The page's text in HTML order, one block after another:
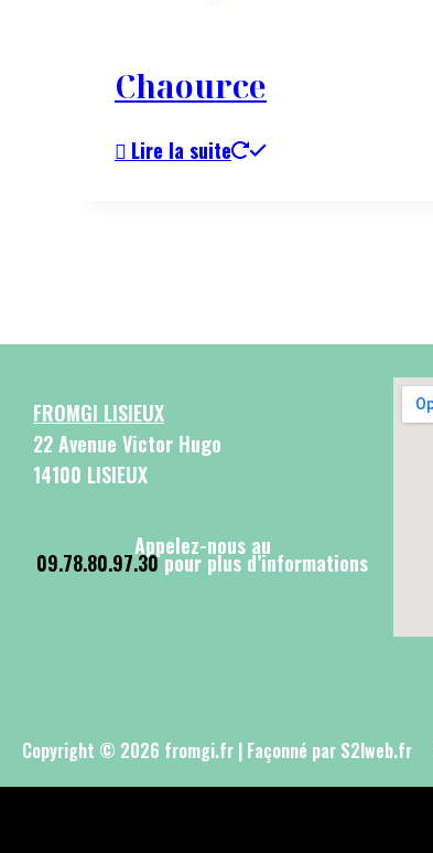
Chaource
Lire la suite
FROMGI LISIEUX
22 Avenue Victor Hugo
14100 LISIEUX
Appelez-nous au
09.78.80.97.30pour plus d’informations
Copyright © 2026 fromgi.fr | Façonné par S2lweb.fr